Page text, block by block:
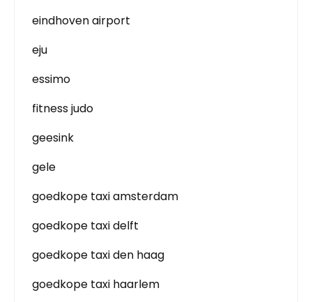
eindhoven airport
eju
essimo
fitness judo
geesink
gele
goedkope taxi amsterdam
goedkope taxi delft
goedkope taxi den haag
goedkope taxi haarlem